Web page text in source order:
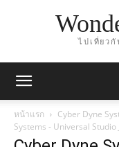
ไปเที่ยว
หน้าแรก Cyber Dyne
Systems - Universal Studio